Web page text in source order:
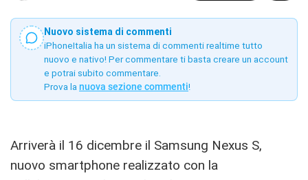
Nuovo sistema di commenti
iPhoneItalia ha un sistema di commenti realtime tutto
nuovo e nativo! Per commentare ti basta creare un account
e potrai subito commentare.
Prova la nuova sezione commenti!
Arriverà il 16 dicembre il Samsung Nexus S,
nuovo smartphone realizzato con la